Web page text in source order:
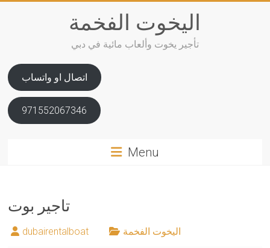
اليخوت الفخمة
تأجير يخوت وألعاب مائية في دبي
اتصال او واتساب
971552067346
Menu
تاجير بوت
dubairentalboat اليخوت الفخمة